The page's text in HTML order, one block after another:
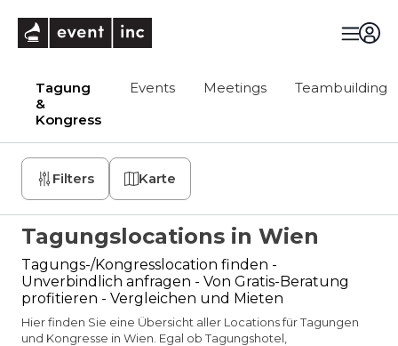
Tagung
&
Kongress
Events Meetings Teambuilding
Filters Karte
Tagungslocations in Wien
Tagungs-/Kongresslocation finden -
Unverbindlich anfragen - Von Gratis-Beratung
profitieren - Vergleichen und Mieten
Hier finden Sie eine Übersicht aller Locations für Tagungen
und Kongresse in Wien. Egal ob Tagungshotel,